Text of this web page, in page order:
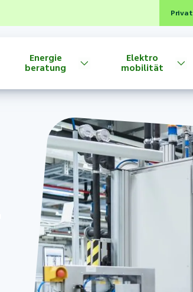
Energie
beratung
Elektro
mobilität